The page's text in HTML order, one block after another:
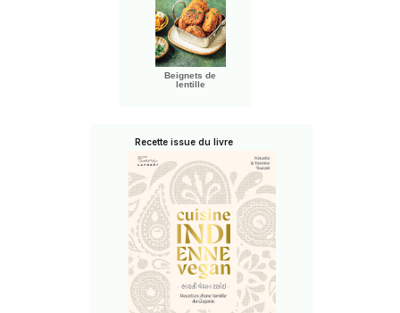
Beignets de
lentille
Recette issue du livre